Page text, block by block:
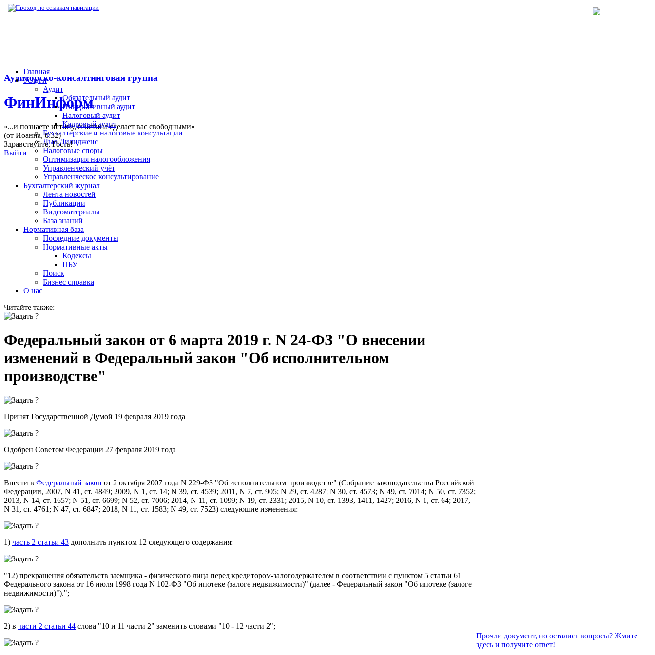
Аудиторско-консалтинговая группа
ФинИнформ
«...и познаете истину, и истина сделает вас свободными»
(от Иоанна, 8:32)
Здравствуйте,Гость!
Выйти
Главная
Услуги
Аудит
Обязательный аудит
Инициативный аудит
Налоговый аудит
Кадровый аудит
Бухгалтерские и налоговые консультации
Дью Дилидженс
Налоговые споры
Оптимизация налогообложения
Управленческий учёт
Управленческое консультирование
Бухгалтерский журнал
Лента новостей
Публикации
Видеоматериалы
База знаний
Нормативная база
Последние документы
Нормативные акты
Кодексы
ПБУ
Поиск
Бизнес справка
О нас
Читайте также:
Федеральный закон от 6 марта 2019 г. N 24-ФЗ "О внесении
изменений в Федеральный закон "Об исполнительном
производстве"
Принят Государственной Думой 19 февраля 2019 года
Одобрен Советом Федерации 27 февраля 2019 года
Внести в Федеральный закон от 2 октября 2007 года N 229-ФЗ "Об исполнительном производстве" (Собрание законодательства Российской
Федерации, 2007, N 41, ст. 4849; 2009, N 1, ст. 14; N 39, ст. 4539; 2011, N 7, ст. 905; N 29, ст. 4287; N 30, ст. 4573; N 49, ст. 7014; N 50, ст. 7352;
2013, N 14, ст. 1657; N 51, ст. 6699; N 52, ст. 7006; 2014, N 11, ст. 1099; N 19, ст. 2331; 2015, N 10, ст. 1393, 1411, 1427; 2016, N 1, ст. 64; 2017,
N 31, ст. 4761; N 47, ст. 6847; 2018, N 11, ст. 1583; N 49, ст. 7523) следующие изменения:
1) часть 2 статьи 43 дополнить пунктом 12 следующего содержания:
"12) прекращения обязательств заемщика - физического лица перед кредитором-залогодержателем в соответствии с пунктом 5 статьи 61
Федерального закона от 16 июля 1998 года N 102-ФЗ "Об ипотеке (залоге недвижимости)" (далее - Федеральный закон "Об ипотеке (залоге
недвижимости)").";
2) в части 2 статьи 44 слова "10 и 11 части 2" заменить словами "10 - 12 части 2";
Прочли документ, но остались вопросы? Жмите
здесь и получите ответ!